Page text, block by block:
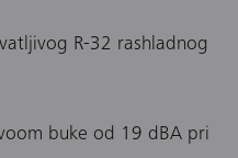
R-32 rashladnog
buke od 19 dBA pri